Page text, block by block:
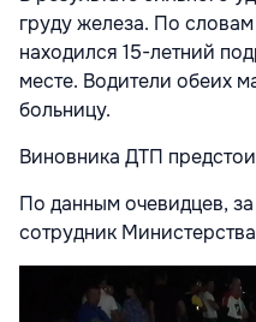
груду железа. По
находился 15-летний
месте. Водители обеих
больницу.
Виновника ДТП
По данным очевидцев,
сотрудник